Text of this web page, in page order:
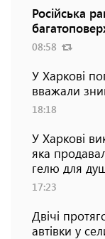
Російська
08:58
У Харкові
вважали
18:18
У Харкові
яка
гелю для
17:23
Двічі
автівки у